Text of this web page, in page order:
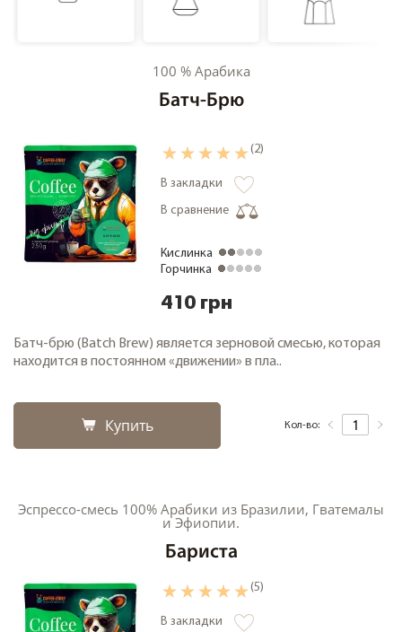
Кофе свежей обжарки
Кофе в зернах 1000 грамм
Зеленый чай
Черный чай
О компании
Замена и возврат товара
Статьи
100 % Арабика
Батч-Брю
(2)
В закладки
В сравнение
Кислинка
Горчинка
410 грн
Батч-брю (Batch Brew) является зерновой смесью, которая
находится в постоянном «движении» в пла..
Купить Кол-во:
Эспрессо-смесь 100% Арабики из Бразилии, Гватемалы
и Эфиопии.
Бариста
(5)
В закладки